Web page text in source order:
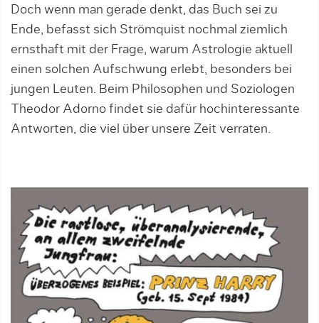
Doch wenn man gerade denkt, das Buch sei zu
Ende, befasst sich Strömquist nochmal ziemlich
ernsthaft mit der Frage, warum Astrologie aktuell
einen solchen Aufschwung erlebt, besonders bei
jungen Leuten. Beim Philosophen und Soziologen
Theodor Adorno findet sie dafür hochinteressante
Antworten, die viel über unsere Zeit verraten.